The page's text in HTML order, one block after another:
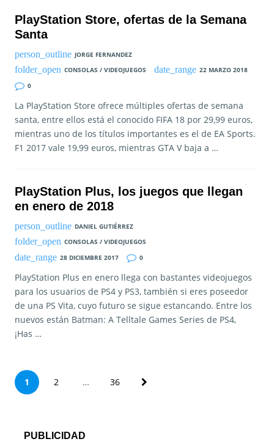
PlayStation Store, ofertas de la Semana
Santa
JORGE FERNANDEZ
CONSOLAS / VIDEOJUEGOS
22 MARZO 2018
0
La PlayStation Store ofrece múltiples ofertas de semana
santa, entre ellos está el conocido FIFA 18 por 29,99 euros,
mientras uno de los títulos importantes es el de EA Sports.
F1 2017 vale 19,99 euros, mientras GTA V baja a …
PlayStation Plus, los juegos que llegan
en enero de 2018
DANIEL GUTIÉRREZ
CONSOLAS / VIDEOJUEGOS
28 DICIEMBRE 2017
0
PlayStation Plus en enero llega con bastantes videojuegos
para los usuarios de PS4 y PS3, también si eres poseedor
de una PS Vita, cuyo futuro se sigue estancando. Entre los
nuevos están Batman: A Telltale Games Series de PS4,
¡Has …
P
g
1 2 … 36
PUBLICIDAD